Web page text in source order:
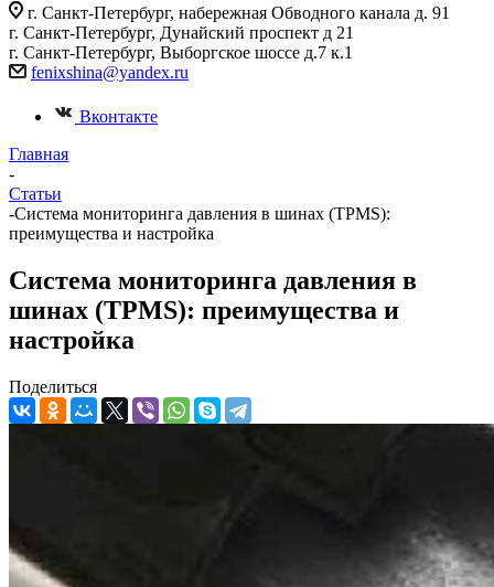
г. Санкт-Петербург, набережная Обводного канала д. 91
г. Санкт-Петербург, Дунайский проспект д 21
г. Санкт-Петербург, Выборгское шоссе д.7 к.1
fenixshina@yandex.ru
Вконтакте
Главная
-
Статьи
-Система мониторинга давления в шинах (TPMS):
преимущества и настройка
Система мониторинга давления в
шинах (TPMS): преимущества и
настройка
Поделиться